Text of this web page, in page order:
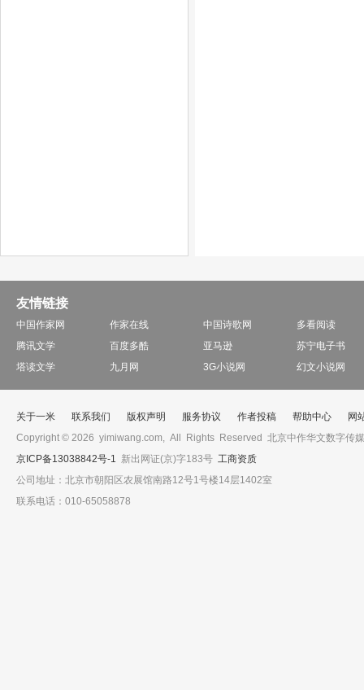
友情链接
中国作家网 作家在线 中国诗歌网
多看阅读
腾讯文学
百度多酷 亚马逊
苏宁电子书
塔读文学
九月网 3G小说网 幻文小说网
关于一米 联系我们 版权声明 服务协议 作者投稿 帮助中心
网
Copyright © 2026 yimiwang.com, All Rights Reserved 北京中作华文数字传
京ICP备13038842号-1 新出网证(京)字183号 工商资质
公司地址：北京市朝阳区农展馆南路12号1号楼14层1402室
联系电话：010-65058878